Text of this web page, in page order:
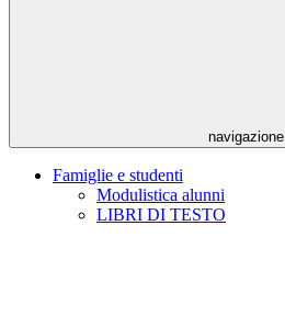
navigazione
Famiglie e studenti
Modulistica alunni
LIBRI DI TESTO